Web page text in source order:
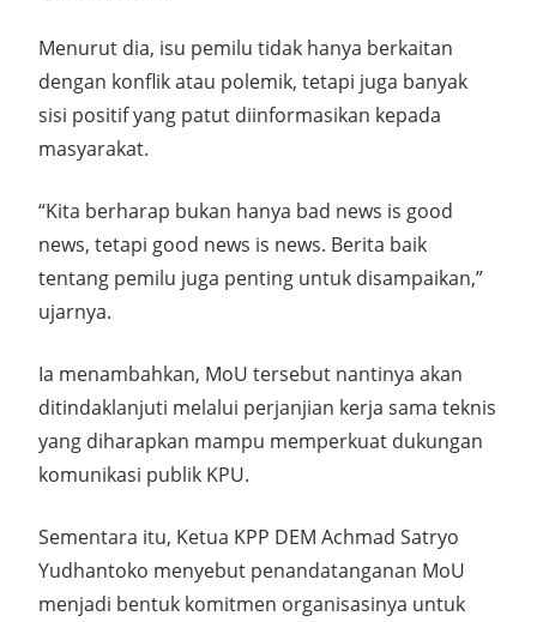
Menurut dia, isu pemilu tidak hanya berkaitan
dengan konflik atau polemik, tetapi juga banyak
sisi positif yang patut diinformasikan kepada
masyarakat.
“Kita berharap bukan hanya bad news is good
news, tetapi good news is news. Berita baik
tentang pemilu juga penting untuk disampaikan,”
ujarnya.
Ia menambahkan, MoU tersebut nantinya akan
ditindaklanjuti melalui perjanjian kerja sama teknis
yang diharapkan mampu memperkuat dukungan
komunikasi publik KPU.
Sementara itu, Ketua KPP DEM Achmad Satryo
Yudhantoko menyebut penandatanganan MoU
menjadi bentuk komitmen organisasinya untuk